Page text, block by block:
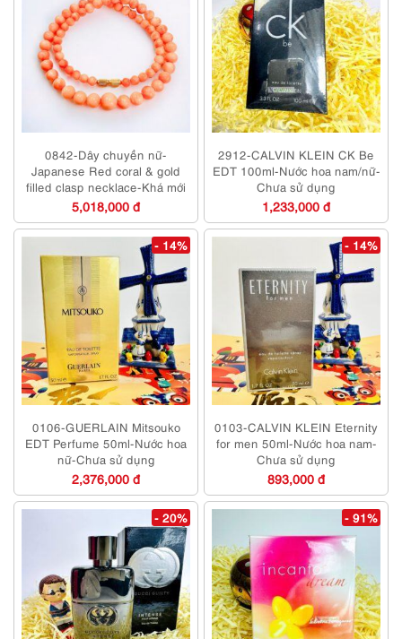
0842-Dây chuyền nữ-
Japanese Red coral & gold
filled clasp necklace-Khá mới
5,018,000 đ
2912-CALVIN KLEIN CK Be
EDT 100ml-Nước hoa nam/nữ-
Chưa sử dụng
1,233,000 đ
- 14%
0106-GUERLAIN Mitsouko
EDT Perfume 50ml-Nước hoa
nữ-Chưa sử dụng
2,376,000 đ
- 14%
0103-CALVIN KLEIN Eternity
for men 50ml-Nước hoa nam-
Chưa sử dụng
893,000 đ
- 20% - 91%